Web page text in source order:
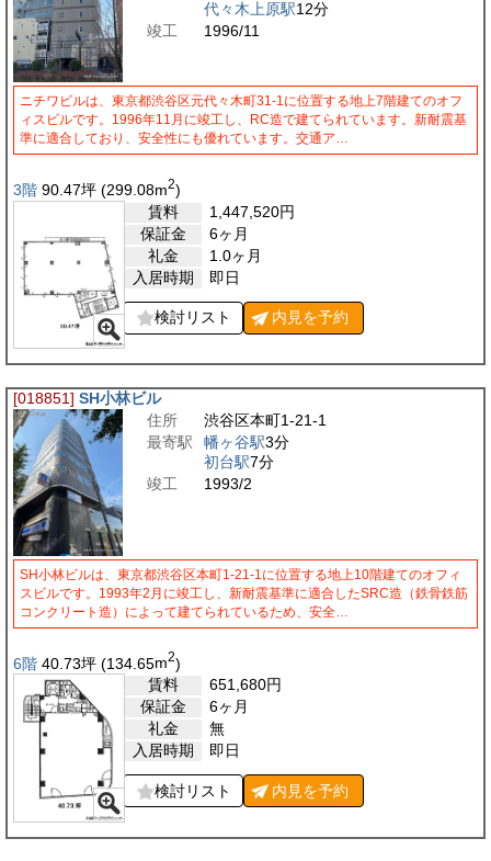
代々木上原駅12分
竣工
1996/11
ニチワビルは、東京都渋谷区元代々木町31-1に位置する地上7階建てのオフ
ィスビルです。1996年11月に竣工し、RC造で建てられています。新耐震基
準に適合しており、安全性にも優れています。交通ア…
3階 90.47坪 (299.08m2)
賃料
1,447,520円
保証金
6ヶ月
礼金
1.0ヶ月
入居時期
即日
検討リスト 内見を予約
[018851] SH小林ビル
住所
渋谷区本町1-21-1
最寄駅
幡ヶ谷駅3分
初台駅7分
竣工
1993/2
SH小林ビルは、東京都渋谷区本町1-21-1に位置する地上10階建てのオフィ
スビルです。1993年2月に竣工し、新耐震基準に適合したSRC造（鉄骨鉄筋
コンクリート造）によって建てられているため、安全…
6階 40.73坪 (134.65m2)
賃料
651,680円
保証金
6ヶ月
礼金
無
入居時期
即日
検討リスト 内見を予約